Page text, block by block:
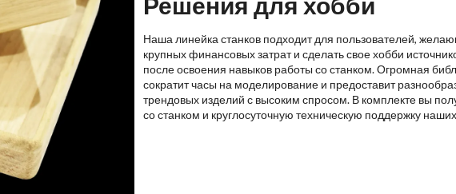
Наша линейка станков подходит для пользователей,
крупных финансовых затрат и сделать свое хобби
после освоения навыков работы со станком. Огромная
сократит часы на моделирование и предоставит
трендовых изделий с высоким спросом. В комплекте вы
со станком и круглосуточную техническую поддержку